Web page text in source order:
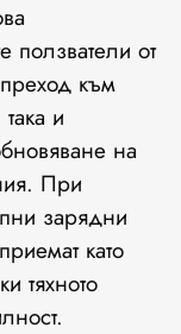
ползватели от
към
и
на
При
зарядни
като
тяхното